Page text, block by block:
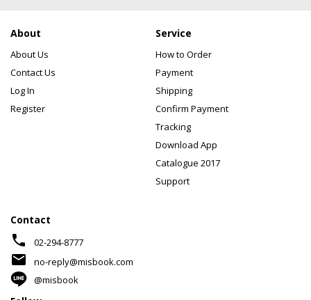
About
About Us
Contact Us
Log In
Register
Service
How to Order
Payment
Shipping
Confirm Payment
Tracking
Download App
Catalogue 2017
Support
Contact
phone 02-294-8777
mail
no-reply@misbook.com
@misbook